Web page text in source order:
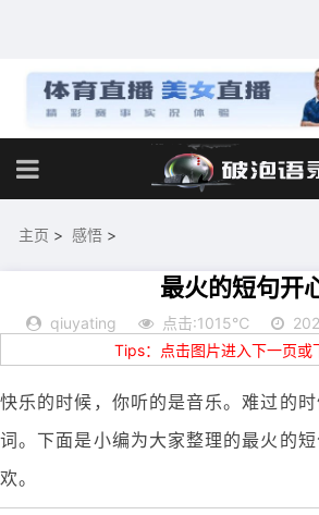
主页 > 感悟 >
最火的短句开
qiuyating 点击:1015℃
Tips：点击图片进入下一页或
快乐的时候，你听的是音乐。难过的
词。下面是小编为大家整理的最火的
欢。